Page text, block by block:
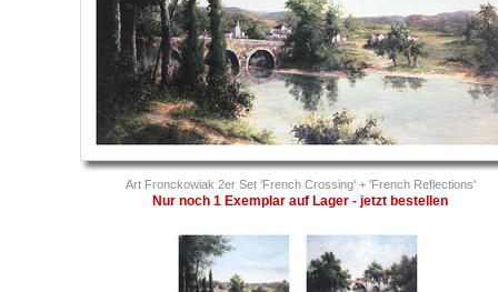
Art Fronckowiak 2er Set 'French Crossing' + 'French Reflections'
Nur noch 1 Exemplar auf Lager - jetzt bestellen